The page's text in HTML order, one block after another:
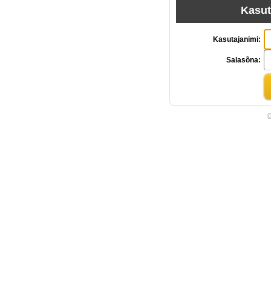
Kasutajanimi:
Salasõna: